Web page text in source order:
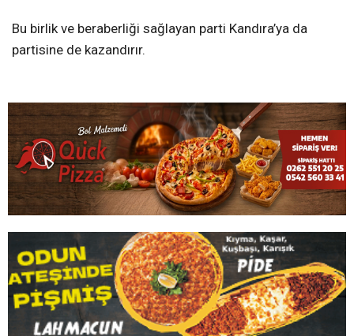
Bu birlik ve beraberliği sağlayan parti Kandıra’ya da
partisine de kazandırır.